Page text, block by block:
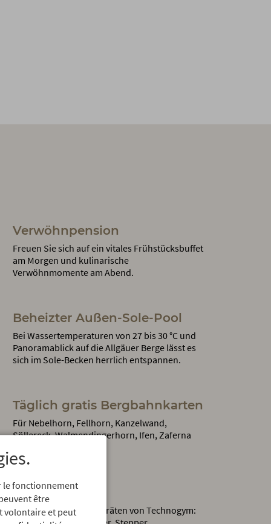
Verwöhnpension
Freuen Sie sich auf ein vitales Frühstücksbuffet
am Morgen und kulinarische
Verwöhnmomente am Abend.
Beheizter Außen-Sole-Pool
Bei Wassertemperaturen von 27 bis 30 °C und
Panoramablick auf die Allgäuer Berge lässt es
sich im Sole-Becken herrlich entspannen.
Täglich gratis Bergbahnkarten
Für Nebelhorn, Fellhorn, Kanzelwand,
Söllereck, Walmendingerhorn, Ifen, Zaferna
Fitnessraum
Mit neuesten Fitnessgeräten von Technogym:
le fonctionnement
être
volontaire et peut